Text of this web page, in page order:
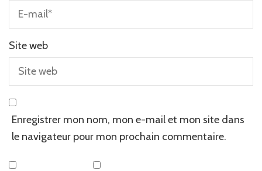
Site web
Enregistrer mon nom, mon e-mail et mon site dans
le navigateur pour mon prochain commentaire.